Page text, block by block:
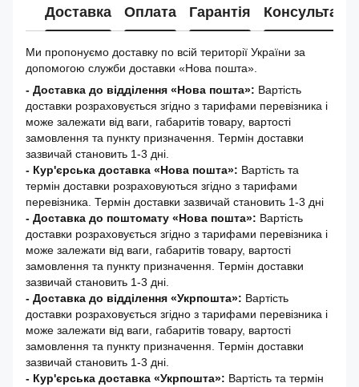
Доставка Оплата Гарантія Консультація
Ми пропонуємо доставку по всій території України за
допомогою служби доставки «Нова пошта».
- Доставка до відділення «Нова пошта»: Вартість
доставки розраховується згідно з тарифами перевізника і
може залежати від ваги, габаритів товару, вартості
замовлення та пункту призначення. Термін доставки
зазвичай становить 1-3 дні.
- Кур'єрська доставка «Нова пошта»: Вартість та
термін доставки розраховуються згідно з тарифами
перевізника. Термін доставки зазвичай становить 1-3 дні
- Доставка до поштомату «Нова пошта»: Вартість
доставки розраховується згідно з тарифами перевізника і
може залежати від ваги, габаритів товару, вартості
замовлення та пункту призначення. Термін доставки
зазвичай становить 1-3 дні.
- Доставка до відділення «Укрпошта»: Вартість
доставки розраховується згідно з тарифами перевізника і
може залежати від ваги, габаритів товару, вартості
замовлення та пункту призначення. Термін доставки
зазвичай становить 1-3 дні.
- Кур'єрська доставка «Укрпошта»: Вартість та термін